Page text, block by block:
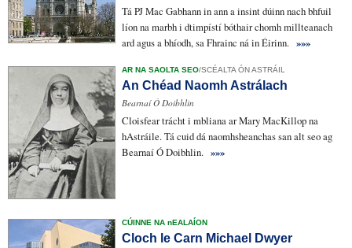
Tá PJ Mac Gabhann in ann a insint dúinn nach bhfuil
líon na marbhi dtimpístíbóthair chomhmillteanach
ard agus a bhíodh, sa Fhrainc ná in Éirinn. »»»
AR NA SAOLTA SEO/SCÉALTA ÓN ASTRÁIL
An Chéad Naomh Astrálach
Bearnaí Ó Doibhlin
Cloisfeartráchti mbliana ar Mary MacKillop na
hAstráile. Tá cuid dánaomhsheanchassan alt seo ag
Bearnaí Ó Doibhlin. »»»
CÚINNE NA nEALAÍON
Cloch le Carn Michael Dwyer